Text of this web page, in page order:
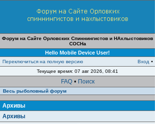
Форум на Сайте Орловских Спиннингистов и НАхлыстовиков
СОСНа
Hello Mobile Device User!
Переключиться на полную версию Вход •
Текущее время: 07 авг 2026, 08:41
FAQ • Поиск
Весь рыболовный форум
Архивы
Архивы